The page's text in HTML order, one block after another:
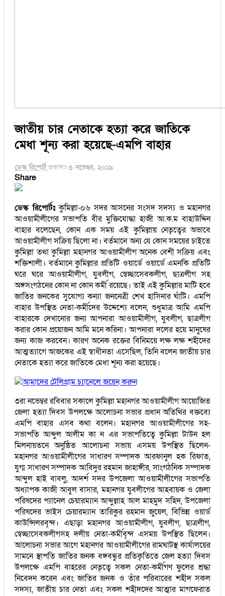
জাতীয় চার নেতাকে হত্যা করে জাতিকে
মেধা শূন্য করা হয়েছে-এমপি বাহার
ডেস্ক রিপোর্ট প্রকাশঃ ৩ নভেম্বর, ২০১৯
Share
ডেস্ক রিপোর্টঃকুমিল্লা-০৬ সদর আসনের সংসদ সদস্য ও মহানগর
আওয়ামীলীগের সভাপতি বীর মুক্তিযোদ্ধা হাজী আ.ক.ম বাহাউদ্দিন
বাহার বলেছেন, কোন এক সময় এই কুমিল্লায় নেতৃত্বের অভাবে
আওয়ামীলীগ সক্রিয় ছিলো না। বর্তমানে অন্য যে কোন সময়ের চাইতে
কুমিল্লা তথা কুমিল্লা মহানগর আওয়ামীলীগ অনেক বেশী সক্রিয় এবং
শক্তিশালী। বর্তমানে কুমিল্লার প্রতিটি ওয়ার্ডে ওয়ার্ডে এমনকি প্রতিটি
ঘরে ঘরে আওয়ামীলীগ, যুবলীগ, স্বেচ্ছাসেবকলীগ, ছাত্রলীগ সহ
অঙ্গসংগঠনের কোন না কোন কর্মী রয়েছে। তাই এই কুমিল্লার মাটি হবে
জাতির জনকের সুযোগ্য কন্যা জননেত্রী শেখ হাসিনার ঘাঁটি। এমপি
বাহার উপস্থিত নেতা-কর্মীদের উদ্দেশ্যে বলেন, শুধুমাত্র আমি এমপি
বাহারকে দেখানোর জন্য আপনারা আওয়ামীলীগ, যুবলীগ, ছাত্রলীগ
করার কোন প্রয়োজন আমি মনে করিনা। আপনারা দলের হয়ে মানুষের
জন্য কাজ করবেন। কারণ অনেক রক্তের বিনিময়ে লক্ষ লক্ষ শহীদের
আত্মত্যাগে আজকের এই স্বাধীনতা এসেছিল, তিনি বলেন জাতীয় চার
নেতাকে হত্যা করে জাতিকে মেধা শূন্য করা হয়েছে।
আমাদের টেলিগ্রাম চ্যানেলে জয়েন করুন
৩রা নভেম্বর রবিবার সকালে কুমিল্লা মহানগর আওয়ামীলীগ আয়োজিত
জেলা হত্যা দিবস উপলক্ষে আলোচনা সভার প্রধান অতিথির বক্তব্যে
এমপি বাহার এসব কথা বলেন। মহানগর আওয়ামীলীগের সহ-
সভাপতি আব্দুল আলীম কা ন এর সভাপতিত্বে কুমিল্লা টাউন হল
মিলনায়তনে অনুষ্ঠিত আলোচনা সভায় এসময় উপস্থিত ছিলেন-
মহানগর আওয়ামীলীগের সাধারণ সম্পাদক আরফানুল হক রিফাত,
যুগ্ম সাধারণ সম্পাদক আবিদুর রহমান জাহাঙ্গীর, সাংগঠনিক সম্পাদক
আব্দুল হাই বাবলু, আদর্শ সদর উপজেলা আওয়ামীলীগের সভাপতি
অধ্যাপক কাজী আবুল বাসার, মহানগর যুবলীগের আহবায়ক ও জেলা
পরিষদের প্যানেল চেয়ারম্যান আব্দুল্লাহ আল মাহমুদ সহিদ, উপজেলা
পরিষদের ভাইস চেয়ারম্যান তারিকুর রহমান জুয়েল, বিভিন্ন ওয়ার্ড
কাউন্সিলরবৃন্দ। এছাড়া মহানগর আওয়ামীলীগ, যুবলীগ, ছাত্রলীগ,
স্বেচ্ছাসেবকলীগসহ দলীয় নেতা-কর্মীবৃন্দ এসময় উপস্থিত ছিলেন।
আলোচনা সভার আগে মহানগর আওয়ামীলীগের রামঘাটস্থ কার্যালয়ের
সামনে স্থাপতি জাতির জনক বঙ্গবন্ধুর প্রতিকৃতিতে জেল হত্যা দিবস
উপলক্ষে এমপি বাহরের নেতৃত্বে সকল নেতা-কর্মীগণ ফুলের শ্রদ্ধা
নিবেদন করেন এবং জাতির জনক ও তাঁর পরিবারের শহীদ সকল
সদস্য, জাতীয় চার নেতা এবং সকল শহীদদের আত্মার মাগফেরাত